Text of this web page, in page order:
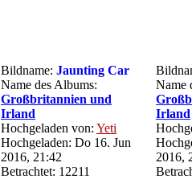
Bildname: Jaunting Car
Name des Albums:
Großbritannien und
Irland
Hochgeladen von: Yeti
Hochgeladen: Do 16. Jun
2016, 21:42
Betrachtet: 12211
Name
Irland
2016,